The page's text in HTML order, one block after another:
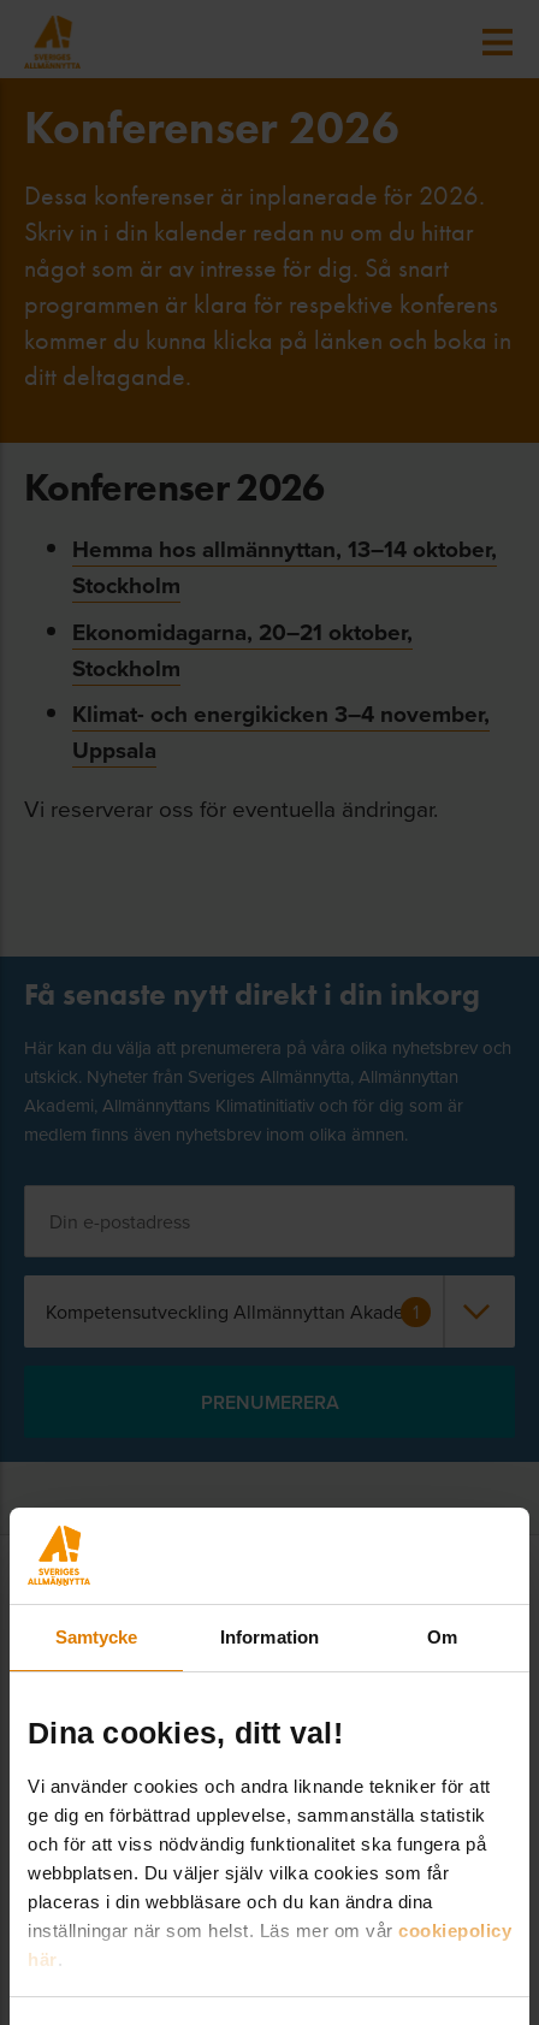
Samtycke Information Om
Dina cookies, ditt val!
Vi använder cookies och andra liknande tekniker för att
ge dig en förbättrad upplevelse, sammanställa statistik
och för att viss nödvändig funktionalitet ska fungera på
webbplatsen. Du väljer själv vilka cookies som får
placeras i din webbläsare och du kan ändra dina
inställningar när som helst. Läs mer om vår cookiepolicy
här.
Konferenser 2026
Dessa konferenser är inplanerade för 2026.
Skriv in i din kalender redan nu om du hittar
något som är av intresse för dig. Så snart
programmen är klara för respektive konferens
kommer du kunna klicka på länken och boka in
ditt deltagande.
Konferenser 2026
Hemma hos allmännyttan, 13–14 oktober,
Stockholm
Ekonomidagarna, 20–21 oktober,
Stockholm
Klimat- och energikicken 3–4 november,
Uppsala
Vi reserverar oss för eventuella ändringar.
Få senaste nytt direkt i din inkorg
Här kan du välja att prenumerera på våra olika nyhetsbrev och
utskick. Nyheter från Sveriges Allmännytta, Allmännyttan
Akademi, Allmännyttans Klimatinitiativ och för dig som är
medlem finns även nyhetsbrev inom olika ämnen.
Kompetensutveckling Allmännyttan Akademi1
Kontakt
Besöksadress: Hornsgatan 15,
Postadress: Box 474,
101 29 Stockholm
08-406 55 00
info@sverigesallmannytta.se
Sociala medier